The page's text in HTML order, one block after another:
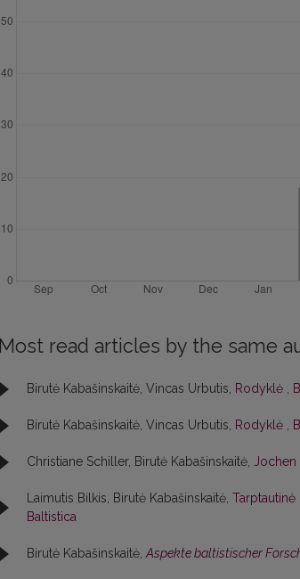
Most read articles by the same
Birutė Kabašinskaitė, Vincas Urbutis, Rodyklė ,
Birutė Kabašinskaitė, Vincas Urbutis, Rodyklė ,
Christiane Schiller, Birutė Kabašinskaitė, Jochen
Laimutis Bilkis, Birutė Kabašinskaitė,
Baltistica
Birutė Kabašinskaitė,Aspekte baltistischer